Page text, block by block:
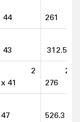
44 261
43 312.5
2
x 41
2 x
276
47 526.3